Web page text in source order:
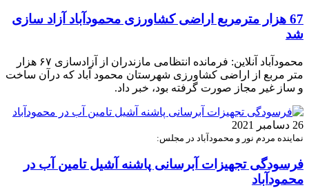
67 هزار مترمربع اراضی کشاورزی محمودآباد آزاد سازی
شد
محمودآباد آنلاین: فرمانده انتظامی مازندران از آزادسازی ۶۷ هزار
متر مربع از اراضی کشاورزی شهرستان محمود آباد که درآن ساخت
و ساز غیر مجاز صورت گرفته بود، خبر داد.
26 دسامبر 2021
نماینده مردم نور و محمودآباد در مجلس:
فرسودگی تجهیزات آبرسانی پاشنه آشیل تامین آب در
محمودآباد